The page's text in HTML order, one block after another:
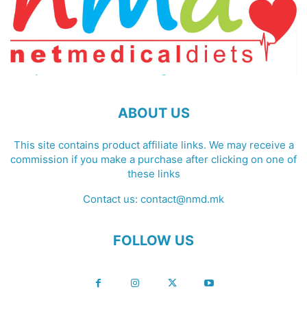
ABOUT US
This site contains product affiliate links. We may receive a
commission if you make a purchase after clicking on one of
these links
Contact us: contact@nmd.mk
FOLLOW US